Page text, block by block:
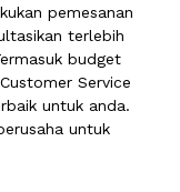
pemesanan
terlebih
budget
Service
untuk anda.
untuk